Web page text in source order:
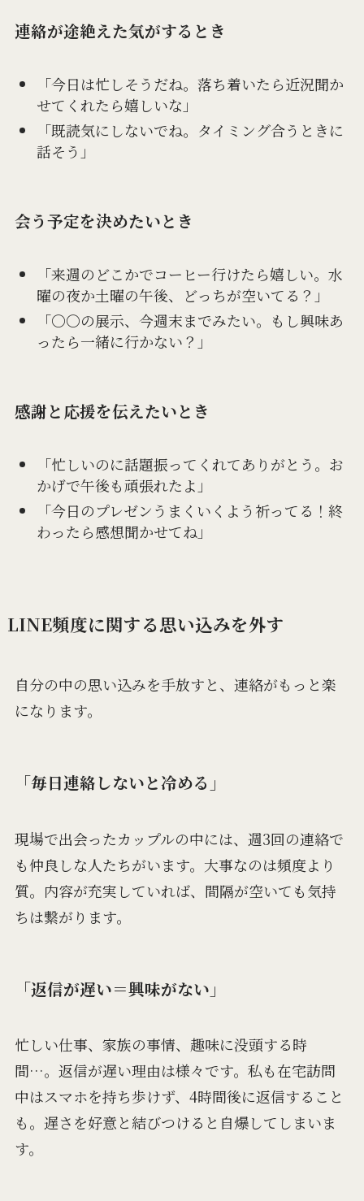
連絡が途絶えた気がするとき
「今日は忙しそうだね。落ち着いたら近況聞か
せてくれたら嬉しいな」
「既読気にしないでね。タイミング合うときに
話そう」
会う予定を決めたいとき
「来週のどこかでコーヒー行けたら嬉しい。水
曜の夜か土曜の午後、どっちが空いてる？」
「〇〇の展示、今週末までみたい。もし興味あ
ったら一緒に行かない？」
感謝と応援を伝えたいとき
「忙しいのに話題振ってくれてありがとう。お
かげで午後も頑張れたよ」
「今日のプレゼンうまくいくよう祈ってる！終
わったら感想聞かせてね」
LINE頻度に関する思い込みを外す
自分の中の思い込みを手放すと、連絡がもっと楽
になります。
「毎日連絡しないと冷める」
現場で出会ったカップルの中には、週3回の連絡で
も仲良しな人たちがいます。大事なのは頻度より
質。内容が充実していれば、間隔が空いても気持
ちは繋がります。
「返信が遅い＝興味がない」
忙しい仕事、家族の事情、趣味に没頭する時
間…。返信が遅い理由は様々です。私も在宅訪問
中はスマホを持ち歩けず、4時間後に返信すること
も。遅さを好意と結びつけると自爆してしまいま
す。